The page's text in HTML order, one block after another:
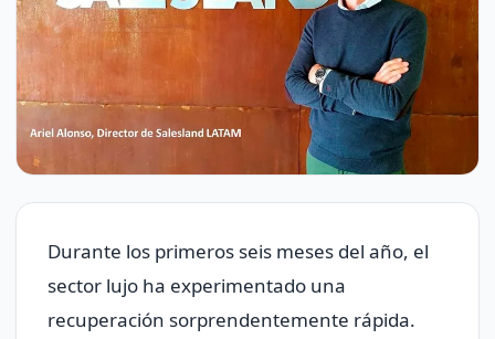
Durante los primeros seis meses del año, el
sector lujo ha experimentado una
recuperación sorprendentemente rápida.